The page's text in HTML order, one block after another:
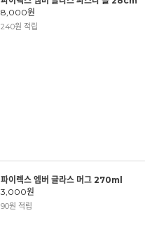
8,000원
240원 적립
파이렉스 엠버 글라스 머그 270ml
3,000원
90원 적립